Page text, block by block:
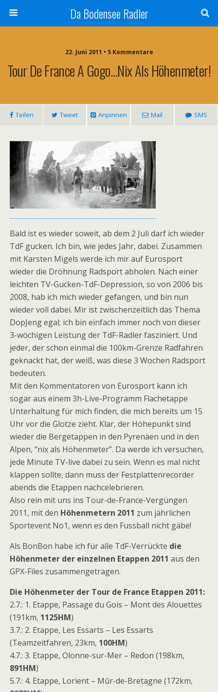
Da Bodensee Radler
22. Juni 2011 • 5 Kommentare
Tour De France A Gogo…nix Als Höhenmeter!
Teilen Tweet Anpinnen Mail SMS
Bald ist es wieder soweit, ab dem 2 Juli darf ich wieder
TdF gucken. Ich bin, wie jedes Jahr, dabei. Zusammen
mit Karsten Migels werde ich mir auf Eurosport
wieder die Dröhnung Radsport abholen. Nach einer
leichten TV-Gucken-TdF-Depression, so von 2006 bis
2008, hab ich mich wieder gefangen, und bin nun
wieder voll dabei. Mir ist zwischenzeitlich das Thema
DopJeng egal; ich bin einfach immer noch von dieser
3-wöchigen Leistung der TdF-Radler fasziniert. Und
jeder, der schon einmal die 100km-Grenze Radfahren
geknackt hat, der weiß, was diese 3 Wochen Radsport
bedeuten.
Mit den Kommentatoren von Eurosport kann ich
sogar aus einem 3h-Live-Programm Flachetappe
Unterhaltung für mich finden, die mich bereits um 15
Uhr vor die Glotze zieht. Klar, der Höhepunkt sind
wieder die Bergetappen in den Pyrenäen und in den
Alpen, “nix als Höhenmeter”. Da werde ich versuchen,
jede Minute TV-live dabei zu sein. Wenn es mal nicht
klappen sollte, dann muss der Festplattenrecorder
abends die Etappen nachcelebrieren.
Also rein mit uns ins Tour-de-France-Vergüngen
2011, mit den Höhenmetern 2011 zum jährlichen
Sportevent No1, wenn es den Fussball nicht gäbe!
Als BonBon habe ich für alle TdF-Verrückte die
Höhenmeter der einzelnen Etappen 2011 aus den
GPX-Files zusammengetragen.
Die Höhenmeter der Tour de France Etappen 2011:
2.7.: 1. Etappe, Passage du Gois – Mont des Alouettes
(191km, 1125HM)
3.7.: 2. Etappe, Les Essarts – Les Essarts
(Teamzeitfahren, 23km, 100HM)
4.7.: 3. Etappe, Olonne-sur-Mer – Redon (198km,
891HM)
5.7.: 4. Etappe, Lorient – Mûr-de-Bretagne (172km,